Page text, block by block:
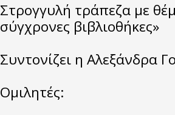
Στρογγυλή τράπεζα με
σύγχρονες βιβλιοθήκες»
Συντονίζει η Αλεξάνδρα
Ομιλητές: